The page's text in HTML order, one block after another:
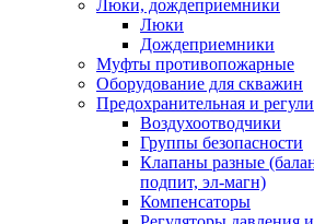
Люки, дождеприемники
Люки
Дождеприемники
Муфты противопожарные
Оборудование для скважин
Предохранительная и
Воздухоотводчики
Группы безопасности
Клапаны разные
подпит, эл-магн)
Компенсаторы